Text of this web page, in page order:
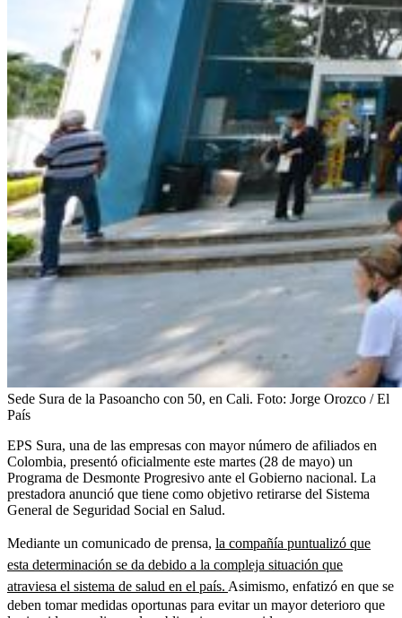
Sede Sura de la Pasoancho con 50, en Cali. Foto: Jorge Orozco / El
País
EPS Sura, una de las empresas con mayor número de afiliados en
Colombia, presentó oficialmente este martes (28 de mayo) un
Programa de Desmonte Progresivo ante el Gobierno nacional. La
prestadora anunció que tiene como objetivo retirarse del Sistema
General de Seguridad Social en Salud.
Mediante un comunicado de prensa, la compañía puntualizó que
esta determinación se da debido a la compleja situación que
atraviesa el sistema de salud en el país. Asimismo, enfatizó en que se
deben tomar medidas oportunas para evitar un mayor deterioro que